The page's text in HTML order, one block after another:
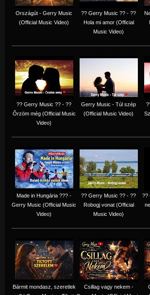
Országút - Gerry Music
(Official Music Video)
?? Gerry Music ?? - ??
Hola mi amor (Official
Music Video)
?? Gerry Music ?? - ??
Őrzöm még (Official Music
Video)
Gerry Music - Túl szép
(Official Music Video)
Made in Hungária ??? -
Gerry Music (Official Music
Video)
?? Gerry Music ?? - ??
Robogj vonat (Official
Music Video)
??
Bármit mondasz, szeretlek
Csillag vagy nekem -